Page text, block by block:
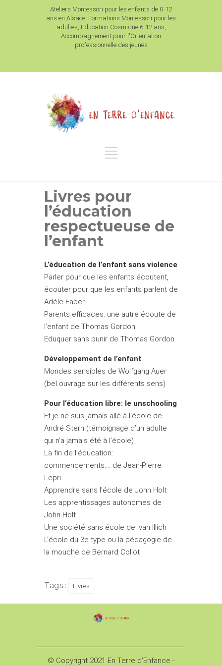
Ateliers Montessori pour les enfants de 0-12
ans en Alsace, Formations Montessori pour les
adultes, Education Cosmique 6-12 ans,
Accompagnement pour l'Orientation
professionnelle des jeunes
Livres pour
l’éducation
respectueuse de
l’enfant
L’éducation de l’enfant sans violence
Parler pour que les enfants écoutent,
écouter pour que les enfants parlent de
Adèle Faber
Parents efficaces: une autre écoute de
l’enfant de Thomas Gordon
Eduquer sans punir de Thomas Gordon
Développement de l’enfant
Mondes sensibles de Wolfgang Auer
(bel ouvrage sur les différents sens)
Pour l’éducation libre: le unschooling
Et je ne suis jamais allé à l’école de
André Stern (témoignage d’un adulte
qui n’a jamais été à l’école)
La fin de l’éducation:
commencements…. de Jean-Pierre
Lepri
Apprendre sans l’école de John Holt
Les apprentissages autonomes de
John Holt
Une société sans école de Ivan Illich
L’école du 3e type ou la pédagogie de
la mouche de Bernard Collot
Tags : Livres
© Copyright 2021 En Terre d'Enfance -